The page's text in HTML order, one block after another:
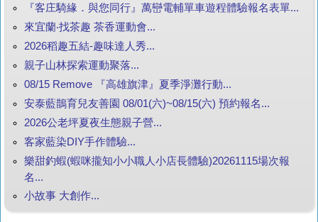
『客庄騎緣．與您同行』萬巒電輔單車遊程體驗報名表單...
來宜蘭‧找茶趣 茶香運動會...
2026稻趣五結-趣味達人秀...
親子山林探索運動聚落...
08/15 Remove 『高雄旗津』夏季淨灘行動...
安泰藍鵲育兒友善園 08/01(六)~08/15(六) 預約報名...
2026公老坪夏夜生態親子營...
客家藍染DIY手作體驗...
樂甜釣蝦(蝦咪攏知小小職人小店長體驗)20261115場次報
名...
小故事 大創作...